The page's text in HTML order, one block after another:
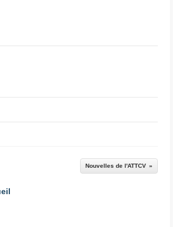
Nouvelles de l'ATTCV